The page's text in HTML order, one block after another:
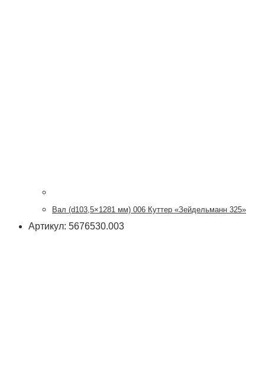
Вал (d103,5×1281 мм) 006 Куттер «Зейдельманн 325»
Артикул: 5676530.003